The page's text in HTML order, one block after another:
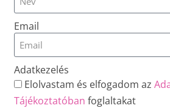
Email
Adatkezelés
Elolvastam és elfogadom az
Tájékoztatóban foglaltakat